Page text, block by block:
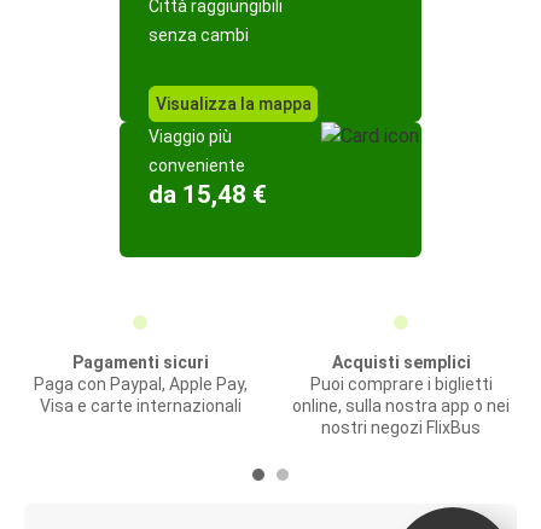
Città raggiungibili
senza cambi
Visualizza la mappa
Viaggio più
conveniente
da 15,48 €
Pagamenti sicuri
Paga con Paypal, Apple Pay,
Visa e carte internazionali
Acquisti semplici
Puoi comprare i biglietti
online, sulla nostra app o nei
nostri negozi FlixBus